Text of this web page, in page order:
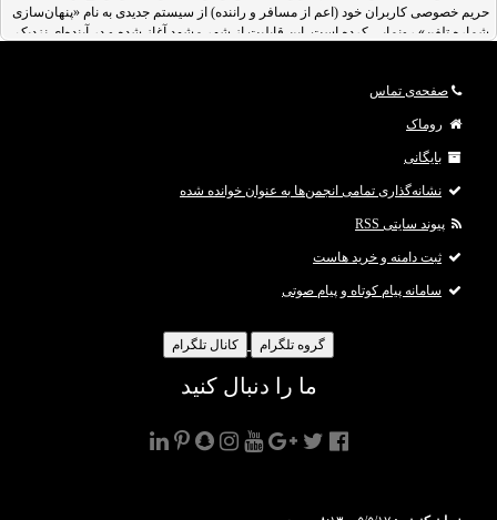
حریم خصوصی کاربران خود (اعم از مسافر و راننده) از سیستم جدیدی به نام «پنهان‌سازی
شماره تلفن» رونمایی کرده است. این قابلیت از شهر مشهد آغاز شده و در آینده‌ای نزدیک
صفحه‌ی تماس
روماک
بایگانی
نشانه‌گذاری تمامی انجمن‌ها به عنوان خوانده شده
پیوند سایتی RSS
ثبت دامنه و خرید هاست
سامانه پیام کوتاه و پیام صوتی
گروه تلگرام کانال تلگرام
ما را دنبال کنید